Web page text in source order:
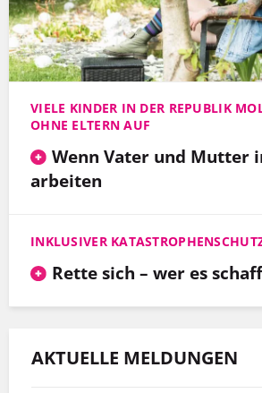
VIELE KINDER IN DER REPUBLIK
OHNE ELTERN AUF
Wenn Vater und Mutter
arbeiten
INKLUSIVER
Rette sich – wer es
AKTUELLE MELDUNGEN